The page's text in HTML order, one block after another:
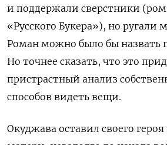
и поддержали сверстники
«Русского Букера»), но ругали
Роман можно было бы назвать
Но точнее сказать, что это
пристрастный анализ
способов видеть вещи.
Окуджава оставил своего героя